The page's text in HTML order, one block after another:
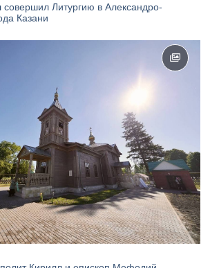
Литургию в Александро-
Казани